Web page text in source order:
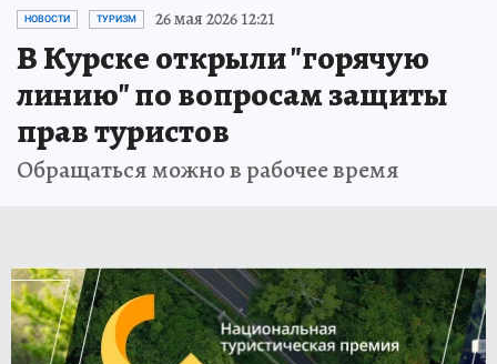
НОВОСТИ ТУРИЗМ 26 мая 2026 12:21
В Курске открыли "горячую
линию" по вопросам защиты
прав туристов
Обращаться можно в рабочее время